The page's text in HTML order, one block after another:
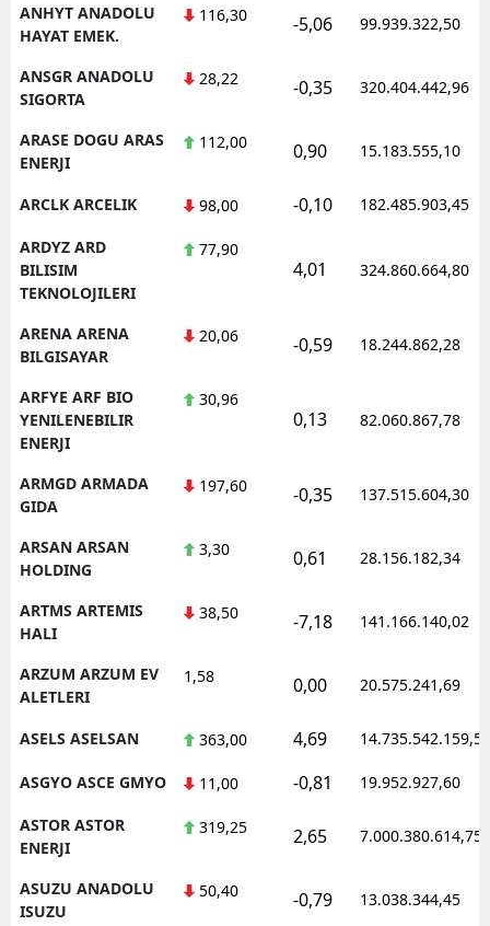
ANHYT ANADOLU
HAYAT EMEK.
116,30 -5,06 99.939.322,50
ANSGR ANADOLU
SIGORTA
28,22 -0,35 320.404.442,96
ARASE DOGU ARAS
ENERJI
112,00 0,90 15.183.555,10
ARCLK ARCELIK 98,00 -0,10 182.485.903,45
ARDYZ ARD
BILISIM
TEKNOLOJILERI
77,90
4,01 324.860.664,80
ARENA ARENA
BILGISAYAR
20,06 -0,59 18.244.862,28
ARFYE ARF BIO
YENILENEBILIR
ENERJI
30,96
0,13 82.060.867,78
ARMGD ARMADA
GIDA
197,60 -0,35 137.515.604,30
ARSAN ARSAN
HOLDING
3,30 0,61 28.156.182,34
ARTMS ARTEMIS
HALI
38,50 -7,18 141.166.140,02
ARZUM ARZUM EV
ALETLERI
1,58 0,00 20.575.241,69
ASELS ASELSAN 363,00 4,69 14.735.542.159,50
ASGYO ASCE GMYO 11,00 -0,81 19.952.927,60
ASTOR ASTOR
ENERJI
319,25 2,65 7.000.380.614,75
ASUZU ANADOLU
ISUZU
50,40 -0,79 13.038.344,45